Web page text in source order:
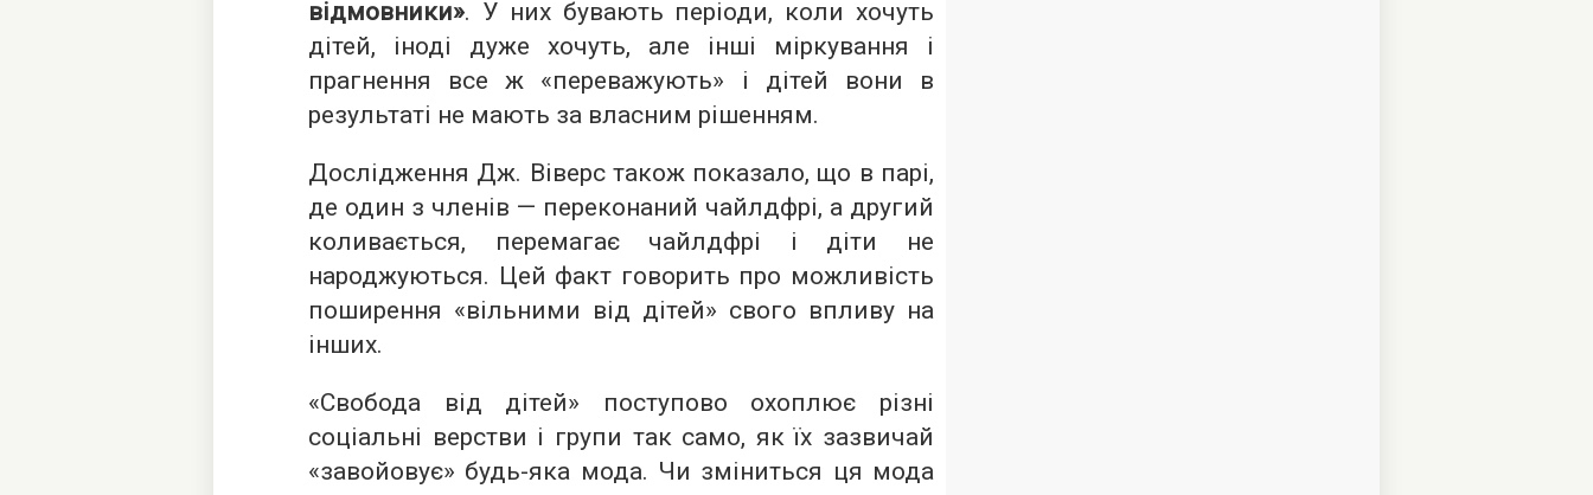
відмовники». У них бувають періоди, коли хочуть
дітей, іноді дуже хочуть, але інші міркування і
прагнення все ж «переважують» і дітей вони в
результаті не мають за власним рішенням.
Дослідження Дж. Віверс також показало, що в парі,
де один з членів — переконаний чайлдфрі, а другий
коливається, перемагає чайлдфрі і діти не
народжуються. Цей факт говорить про можливість
поширення «вільними від дітей» свого впливу на
інших.
«Свобода від дітей» поступово охоплює різні
соціальні верстви і групи так само, як їх зазвичай
«завойовує» будь-яка мода. Чи зміниться ця мода